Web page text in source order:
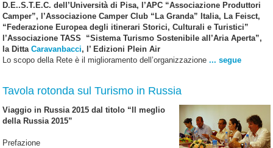
D.E..S.T.E.C. dell’Università di Pisa, l’APC “Associazione Produttori
Camper”, l’Associazione Camper Club “La Granda” Italia, La Feisct,
“Federazione Europea degli itinerari Storici, Culturali e Turistici”
l’Associazione TASS “Sistema Turismo Sostenibile all’Aria Aperta”,
la DittaCaravanbacci, l’ Edizioni Plein Air
Lo scopo della Rete è il miglioramento dell’organizzazione... segue
Tavola rotonda sul Turismo in Russia
Viaggio in Russia 2015 dal titolo “Il meglio
della Russia 2015”
Prefazione